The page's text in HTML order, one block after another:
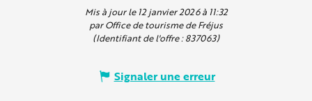
Mis à jour le 12 janvier 2026 à 11:32
par Office de tourisme de Fréjus
(Identifiant de l'offre :837063)
Signaler une erreur